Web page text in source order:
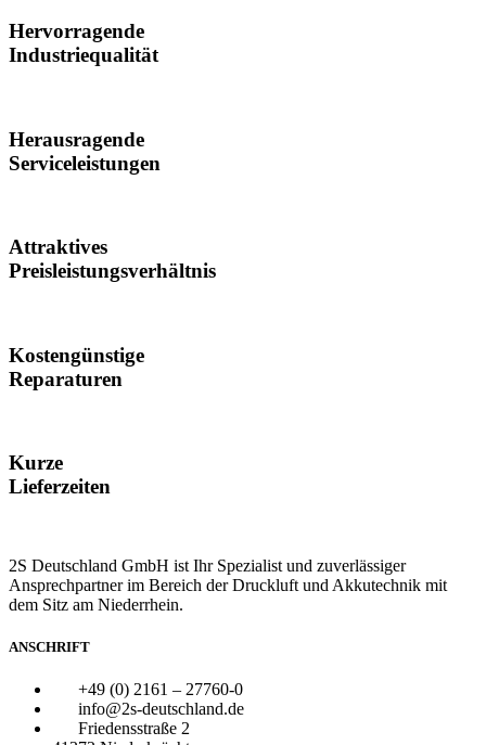
Hervorragende
Industriequalität
Herausragende
Serviceleistungen
Attraktives
Preisleistungsverhältnis
Kostengünstige
Reparaturen
Kurze
Lieferzeiten
2S Deutschland GmbH ist Ihr Spezialist und zuverlässiger
Ansprechpartner im Bereich der Druckluft und Akkutechnik mit
dem Sitz am Niederrhein.
ANSCHRIFT
+49 (0) 2161 – 27760-0
info@2s-deutschland.de
Friedensstraße 2